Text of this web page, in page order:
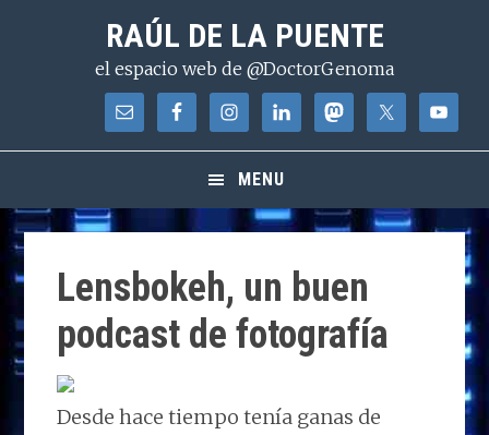
contenido
RAÚL DE LA PUENTE
el espacio web de @DoctorGenoma
MENU
Lensbokeh, un buen
podcast de fotografía
Desde hace tiempo tenía ganas de